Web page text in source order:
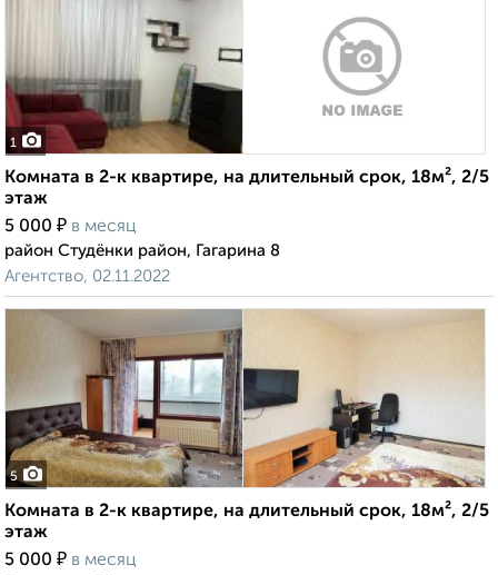
1
Комната в 2-к квартире, на длительный срок, 18м², 2/5
этаж
5 000 ₽ в месяц
район Студёнки район, Гагарина 8
Агентство, 02.11.2022
5
Комната в 2-к квартире, на длительный срок, 18м², 2/5
этаж
5 000 ₽ в месяц